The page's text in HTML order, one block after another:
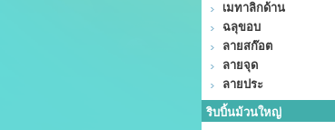
เมทาลิกด้าน
ฉลุขอบ
ลายสก๊อต
ลายจุด
ลายประ
ริบบิ้นม้วนใหญ่